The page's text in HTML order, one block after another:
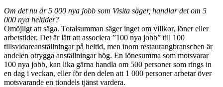
Om det nu är 5 000 nya jobb som Visita säger, handlar det om 5
000 nya heltider?
Omöjligt att säga. Totalsumman säger inget om villkor, löner eller
arbetstider. Det är lätt att associera ”100 nya jobb” till 100
tillsvidareanställningar på heltid, men inom restaurangbranschen är
andelen otrygga anställningar hög. En lönesumma som motsvarar
100 nya jobb, kan lika gärna handla om 500 personer som rings in
en dag i veckan, eller för den delen att 1 000 personer arbetar över
motsvarande en tiondels tjänst vardera.